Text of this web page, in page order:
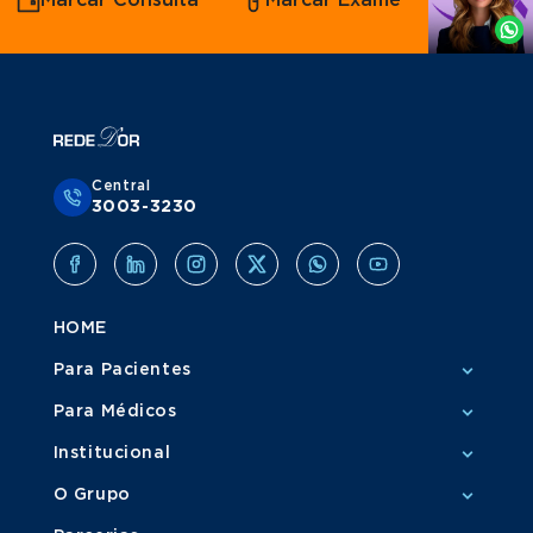
Whatsapp
Central
3003-3230
HOME
Para Pacientes
Para Médicos
Institucional
O Grupo